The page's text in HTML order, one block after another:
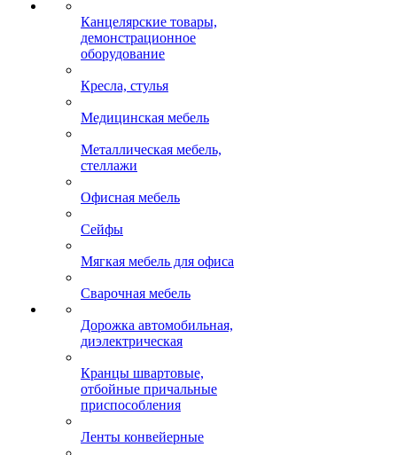
Канцелярские товары,
демонстрационное
оборудование
Кресла, стулья
Медицинская мебель
Металлическая мебель,
стеллажи
Офисная мебель
Сейфы
Мягкая мебель для офиса
Сварочная мебель
Дорожка автомобильная,
диэлектрическая
Кранцы швартовые,
отбойные причальные
приспособления
Ленты конвейерные